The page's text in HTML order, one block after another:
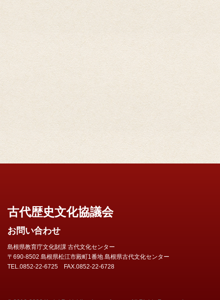
古代歴史文化協議会
お問い合わせ
島根県教育庁文化財課 古代文化センター
〒690-8502 島根県松江市殿町1番地 島根県古代文化センター
TEL.0852-22-6725 FAX.0852-22-6728